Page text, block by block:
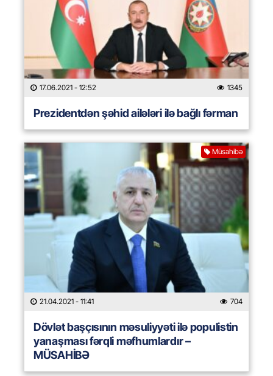
17.06.2021 - 12:52 1345
Prezidentdən şəhid ailələri ilə bağlı fərman
Müsahibə
21.04.2021 - 11:41 704
Dövlət başçısının məsuliyyəti ilə populistin
yanaşması fərqli məfhumlardır –
MÜSAHİBƏ